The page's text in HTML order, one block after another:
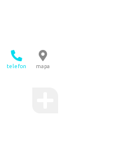
telefon mapa